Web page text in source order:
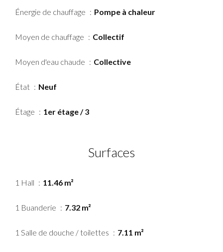
Énergie de chauffage Pompe à chaleur
Moyen de chauffage Collectif
Moyen d'eau chaude Collective
État Neuf
Étage 1er étage / 3
Surfaces
1 Hall 11.46 m²
1 Buanderie 7.32 m²
1 Salle de douche / toilettes 7.11 m²